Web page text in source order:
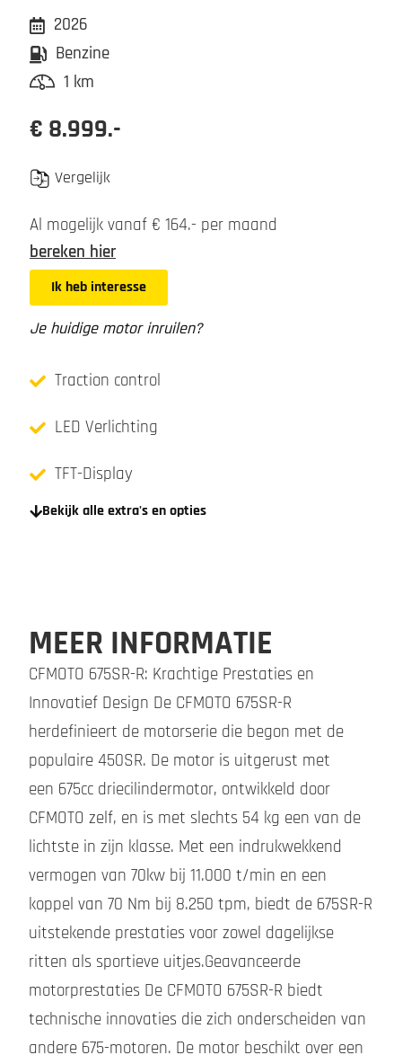
2026
Benzine
1 km
€ 8.999.-
Vergelijk
Al mogelijk vanaf € 164.- per maand
bereken hier
Ik heb interesse
Je huidige motor inruilen?
Traction control
LED Verlichting
TFT-Display
Bekijk alle extra's en opties
MEER INFORMATIE
CFMOTO 675SR-R: Krachtige Prestaties en
Innovatief Design De CFMOTO 675SR-R
herdefinieert de motorserie die begon met de
populaire 450SR. De motor is uitgerust met
een 675cc driecilindermotor, ontwikkeld door
CFMOTO zelf, en is met slechts 54 kg een van de
lichtste in zijn klasse. Met een indrukwekkend
vermogen van 70kw bij 11.000 t/min en een
koppel van 70 Nm bij 8.250 tpm, biedt de 675SR-R
uitstekende prestaties voor zowel dagelijkse
ritten als sportieve uitjes.Geavanceerde
motorprestaties De CFMOTO 675SR-R biedt
technische innovaties die zich onderscheiden van
andere 675-motoren. De motor beschikt over een